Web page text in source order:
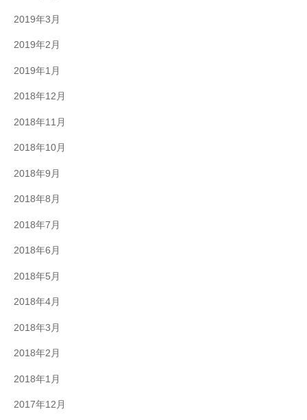
2019年3月
2019年2月
2019年1月
2018年12月
2018年11月
2018年10月
2018年9月
2018年8月
2018年7月
2018年6月
2018年5月
2018年4月
2018年3月
2018年2月
2018年1月
2017年12月